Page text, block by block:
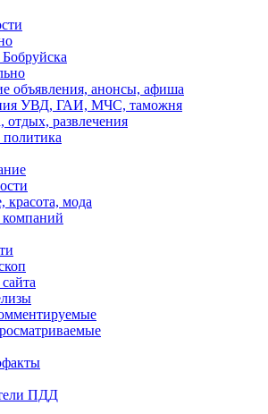
объявления, анонсы, афиша
УВД, ГАИ, МЧС, таможня
отдых, развлечения
политика
красота, мода
ПДД